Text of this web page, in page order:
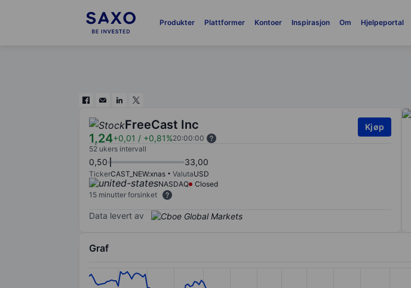
Produkter Plattformer Kontoer Inspirasjon Om Hjelpeportal
FreeCast Inc
1,24+0,01 / +0,81%20:00:00
Kjøp
52 ukers intervall
0,50 33,00
TickerCAST_NEW:xnas ValutaUSD
NASDAQ
Closed
15 minutter forsinket
Data levert av
Graf